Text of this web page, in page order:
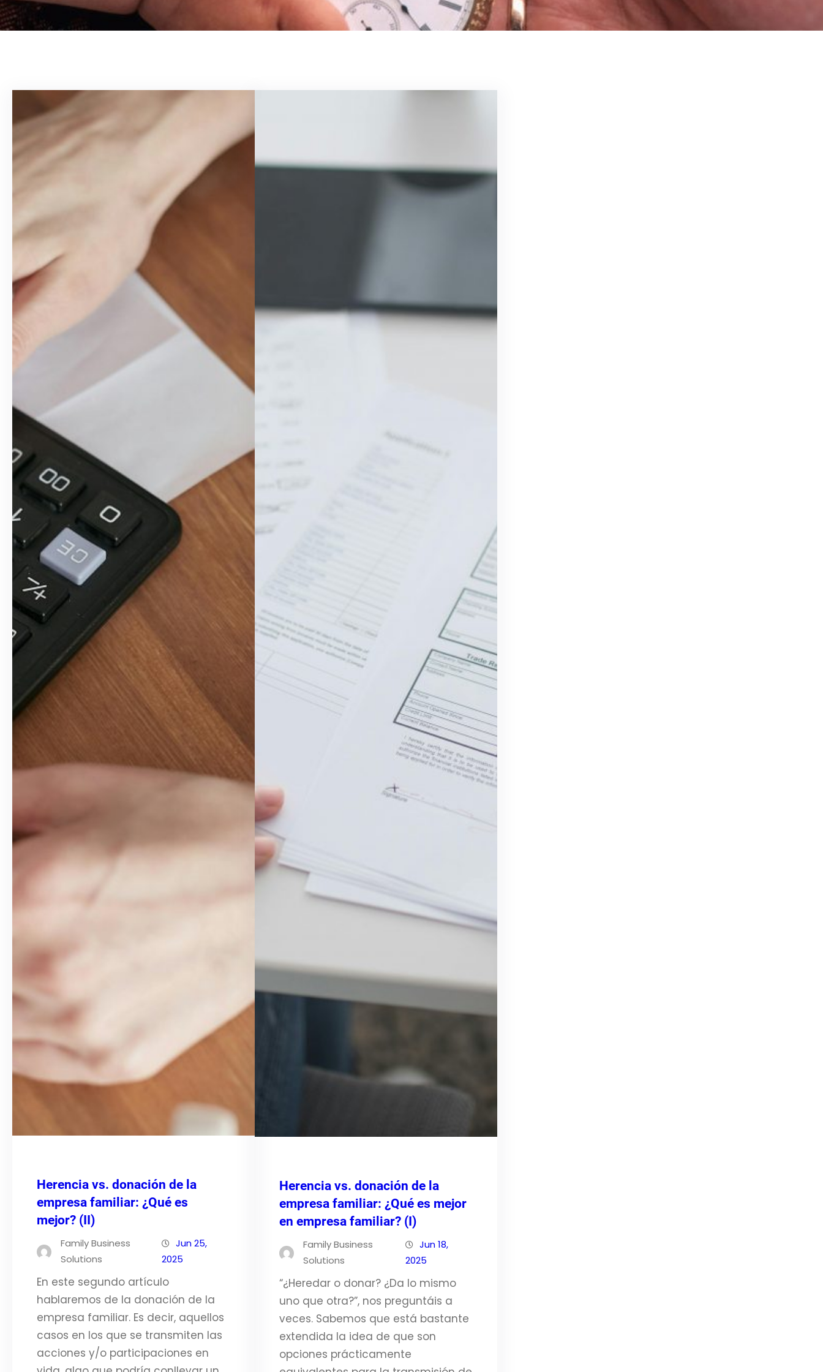
Herencia vs. donación de la
empresa familiar: ¿Qué es
mejor? (II)
Family Business
Solutions
Jun 25,
2025
En este segundo artículo
hablaremos de la donación de la
empresa familiar. Es decir, aquellos
casos en los que se transmiten las
acciones y/o participaciones en
Herencia vs. donación de la
empresa familiar: ¿Qué es mejor
en empresa familiar? (I)
Family Business
Solutions
Jun 18,
2025
“¿Heredar o donar? ¿Da lo mismo
uno que otra?”, nos preguntáis a
veces. Sabemos que está bastante
extendida la idea de que son
opciones prácticamente